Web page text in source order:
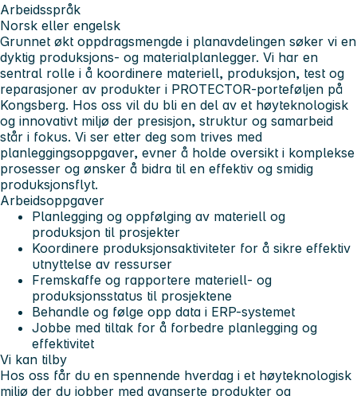
Arbeidsspråk
Norsk eller engelsk
Grunnet økt oppdragsmengde i planavdelingen søker vi en
dyktig produksjons- og materialplanlegger. Vi har en
sentral rolle i å koordinere materiell, produksjon, test og
reparasjoner av produkter i PROTECTOR-porteføljen på
Kongsberg. Hos oss vil du bli en del av et høyteknologisk
og innovativt miljø der presisjon, struktur og samarbeid
står i fokus. Vi ser etter deg som trives med
planleggingsoppgaver, evner å holde oversikt i komplekse
prosesser og ønsker å bidra til en effektiv og smidig
produksjonsflyt.
Arbeidsoppgaver
Planlegging og oppfølging av materiell og
produksjon til prosjekter
Koordinere produksjonsaktiviteter for å sikre effektiv
utnyttelse av ressurser
Fremskaffe og rapportere materiell- og
produksjonsstatus til prosjektene
Behandle og følge opp data i ERP-systemet
Jobbe med tiltak for å forbedre planlegging og
effektivitet
Vi kan tilby
Hos oss får du en spennende hverdag i et høyteknologisk
miljø der du jobber med avanserte produkter og